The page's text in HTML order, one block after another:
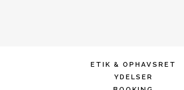
ETIK & OPHAVSRET
YDELSER